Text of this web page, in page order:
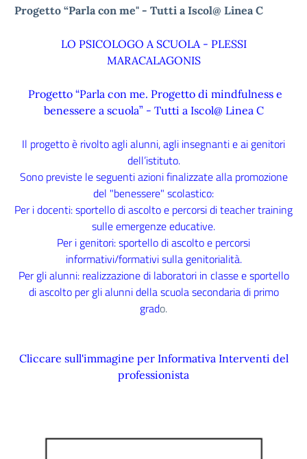
Progetto “Parla con me" - Tutti a Iscol@ Linea C
LO PSICOLOGO A SCUOLA - PLESSI
MARACALAGONIS
Progetto “Parla con me. Progetto di mindfulness e
benessere a scuola” - Tutti a Iscol@ Linea C
Il progetto è rivolto agli alunni, agli insegnanti e ai genitori
dell’istituto.
Sono previste le seguenti azioni finalizzate alla promozione
del "benessere" scolastico:
Per i docenti: sportello di ascolto e percorsi di teacher training
sulle emergenze educative.
Per i genitori: sportello di ascolto e percorsi
informativi/formativi sulla genitorialità.
Per gli alunni: realizzazione di laboratori in classe e sportello
di ascolto per gli alunni della scuola secondaria di primo
grado.
Cliccare sull'immagine per Informativa Interventi del
professionista